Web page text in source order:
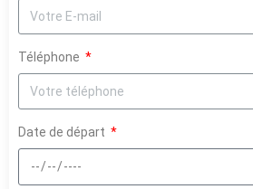
Téléphone
Date de départ